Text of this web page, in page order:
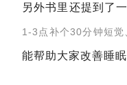
另外书里还提到了
1-3点补个30分钟短觉
能帮助大家改善睡眠